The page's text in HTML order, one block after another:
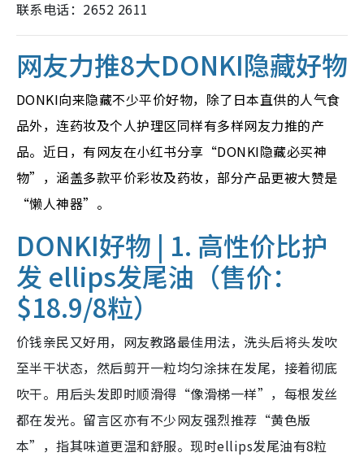
联系电话：2652 2611
网友力推8大DONKI隐藏好物
DONKI向来隐藏不少平价好物，除了日本直供的人气食
品外，连药妆及个人护理区同样有多样网友力推的产
品。近日，有网友在小红书分享“DONKI隐藏必买神
物”，涵盖多款平价彩妆及药妆，部分产品更被大赞是
“懒人神器”。
DONKI好物 | 1. 高性价比护
发 ellips发尾油（售价：
$18.9/8粒）
价钱亲民又好用，网友教路最佳用法，洗头后将头发吹
至半干状态，然后剪开一粒均匀涂抹在发尾，接着彻底
吹干。用后头发即时顺滑得“像滑梯一样”，每根发丝
都在发光。留言区亦有不少网友强烈推荐“黄色版
本”，指其味道更温和舒服。现时ellips发尾油有8粒